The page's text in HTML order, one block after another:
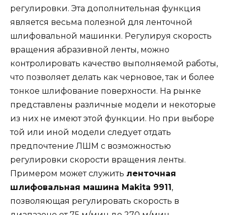
регулировки. Эта дополнительная функция
является весьма полезной для ленточной
шлифовальной машинки. Регулируя скорость
вращения абразивной ленты, можно
контролировать качество выполняемой работы,
что позволяет делать как черновое, так и более
тонкое шлифование поверхности. На рынке
представлены различные модели и некоторые
из них не имеют этой функции. Но при выборе
той или иной модели следует отдать
предпочтение ЛШМ с возможностью
регулировки скорости вращения ленты.
Примером может служить ленточная
шлифовальная машина Мakita 9911,
позволяющая регулировать скорость в